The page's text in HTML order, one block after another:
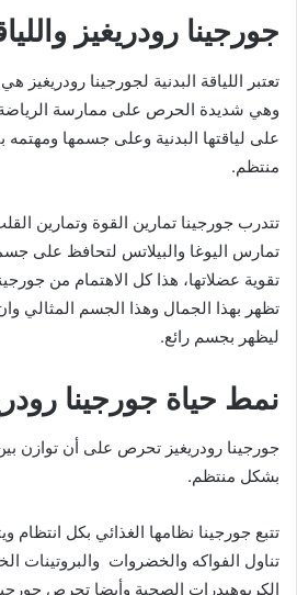
جورجينا رودريغيز
تعتبر اللياقة البدنية لجورجينا
وهي شديدة الحرص على ممارسة
على لياقتها البدنية وعلى جسمها ومهتمه
منتظم.
تتدرب جورجينا تمارين القوة وتمارين
تمارس اليوغا والبيلاتس لتحافظ على
تقوية عضلاتها، هذا كل الاهتمام من
تظهر بهذا الجمال وهذا الجسم المثالي
ليظهر بجسم رائع.
نمط حياة جورجينا
جورجينا رودريغيز تحرص على أن توازن
بشكل منتظم.
تتبع جورجينا نظامها الغذائي بكل انتظام
تناول الفواكه والخضروات والبروتينات
الكربوهيدرات الصحية وأيضا تحرص